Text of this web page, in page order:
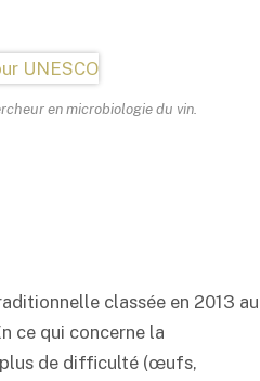
en microbiologie du vin.
classée en 2013 au
ce qui concerne la
plus de difficulté (œufs,